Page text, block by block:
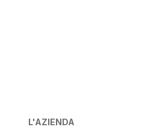
L'AZIENDA